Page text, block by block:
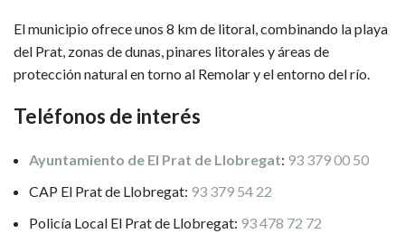
El municipio ofrece unos 8 km de litoral, combinando la playa
del Prat, zonas de dunas, pinares litorales y áreas de
protección natural en torno al Remolar y el entorno del río.
Teléfonos de interés
Ayuntamiento de El Prat de Llobregat: 93 379 00 50
CAP El Prat de Llobregat: 93 379 54 22
Policía Local El Prat de Llobregat: 93 478 72 72